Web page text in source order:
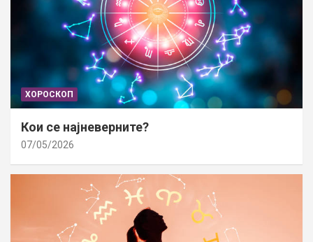
ХОРОСКОП
Кои се најневерните?
07/05/2026